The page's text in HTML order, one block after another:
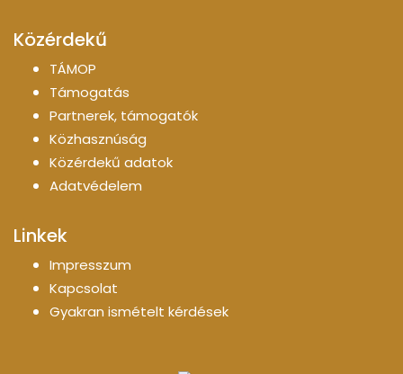
Közérdekű
TÁMOP
Támogatás
Partnerek, támogatók
Közhasznúság
Közérdekű adatok
Adatvédelem
Linkek
Impresszum
Kapcsolat
Gyakran ismételt kérdések